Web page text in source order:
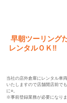
早朝ツーリング
レンタルＯＫ‼
当社の店外倉庫にレンタル車
いたしますので店舗開店前で
に○。
※事前登録業務が必要になり